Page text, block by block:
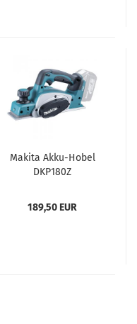
Makita Akku-Hobel
DKP180Z
189,50 EUR